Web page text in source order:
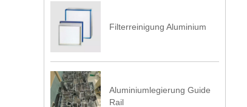
Filterreinigung Aluminium
Aluminiumlegierung Guide
Rail